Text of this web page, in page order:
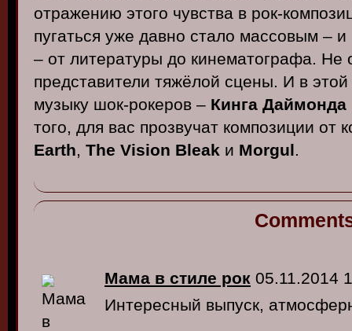
отражению этого чувства в рок-
пугаться уже давно стало массовым –
– от литературы до кинематографа. Не
представители тяжёлой сцены. И в
музыку шок-рокеров – Кинга Даймонда
того, для вас прозвучат композиции от
Earth, The Vision Bleak и Morgul.
Мама в стиле рок 05.11.2014
Интересный выпуск,